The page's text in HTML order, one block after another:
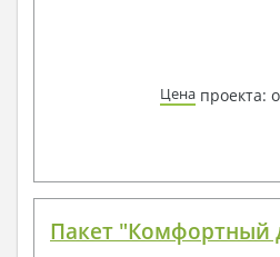
Цена проекта:
Пакет "Комфортный